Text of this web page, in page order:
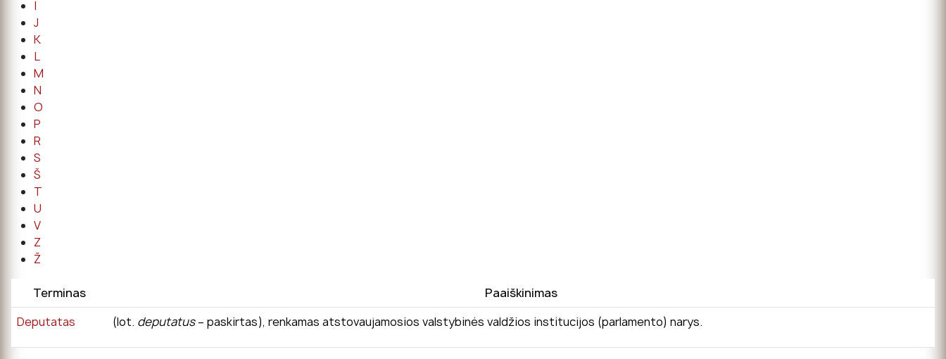
I
J
K
L
M
N
O
P
R
S
Š
T
U
V
Z
Ž
Terminas
Paaiškinimas
Deputatas
(lot. deputatus– paskirtas), renkamas atstovaujamosios valstybinės valdžios institucijos (parlamento) narys.